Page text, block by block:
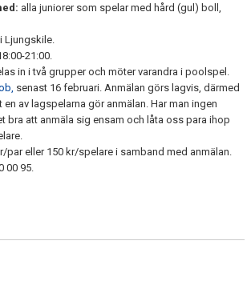
alla juniorer som spelar med hård (gul) boll,
Ljungskile.
21:00.
in i två grupper och möter varandra i poolspel.
senast 16 februari. Anmälan görs lagvis, därmed
av lagspelarna gör anmälan. Har man ingen
bra att anmäla sig ensam och låta oss para ihop
par eller 150 kr/spelare i samband med anmälan.
980 00 95.